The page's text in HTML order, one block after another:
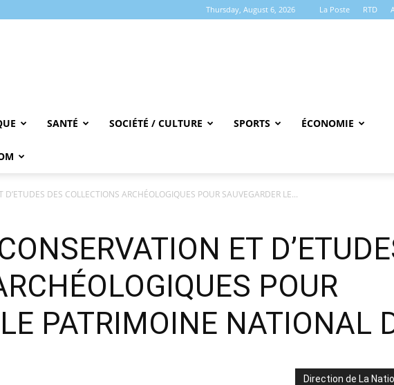
Thursday, August 6, 2026 La Poste RTD
SANTÉ SOCIÉTÉ / CULTURE SPORTS ÉCONOMIE
DES COLLECTIONS ARCHÉOLOGIQUES POUR SAUVEGARDER LE...
ET
POUR
PATRIMOINE NATIONAL
Direction de La